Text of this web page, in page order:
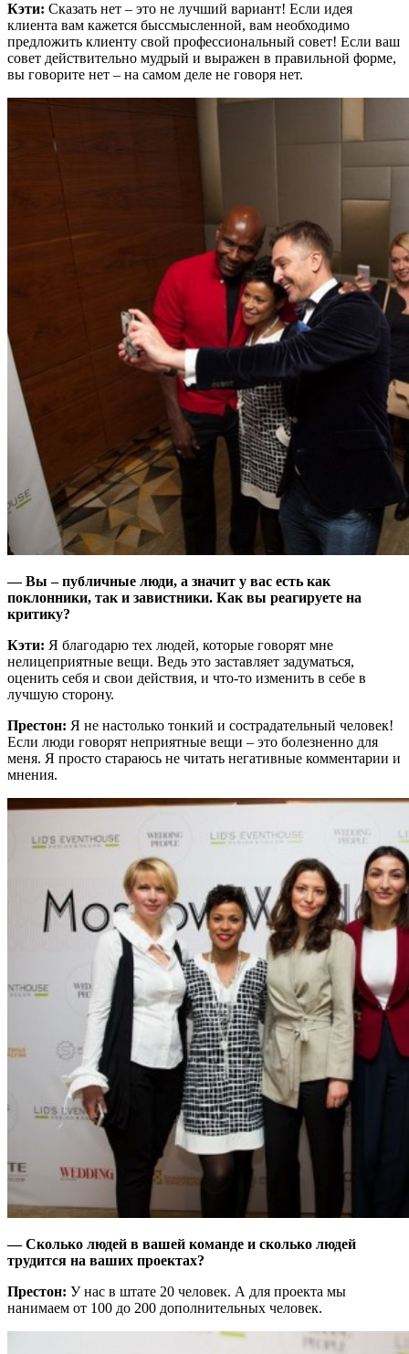
Кэти: Сказать нет – это не лучший вариант! Если идея
клиента вам кажется быссмысленной, вам необходимо
предложить клиенту свой профессиональный совет! Если ваш
совет действительно мудрый и выражен в правильной форме,
вы говорите нет – на самом деле не говоря нет.
— Вы – публичные люди, а значит у вас есть как
поклонники, так и завистники. Как вы реагируете на
критику?
Кэти: Я благодарю тех людей, которые говорят мне
нелицеприятные вещи. Ведь это заставляет задуматься,
оценить себя и свои действия, и что-то изменить в себе в
лучшую сторону.
Престон: Я не настолько тонкий и сострадательный человек!
Если люди говорят неприятные вещи – это болезненно для
меня. Я просто стараюсь не читать негативные комментарии и
мнения.
— Сколько людей в вашей команде и сколько людей
трудится на ваших проектах?
Престон: У нас в штате 20 человек. А для проекта мы
нанимаем от 100 до 200 дополнительных человек.